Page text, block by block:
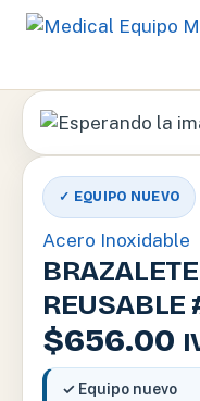
contenido
✓ EQUIPO NUEVO
Acero Inoxidable
REUSABLE
$656.00
✓ Equipo nuevo